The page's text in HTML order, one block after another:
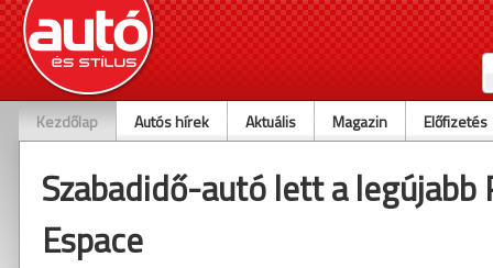
Kezdőlap Autós hírek Aktuális Magazin Előfizetés
Szabadidő-autó lett a legújabb
Espace